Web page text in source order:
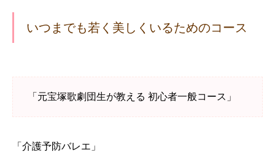
いつまでも若く美しくいるためのコース
「元宝塚歌劇団生が教える 初心者一般コース」
「介護予防バレエ」